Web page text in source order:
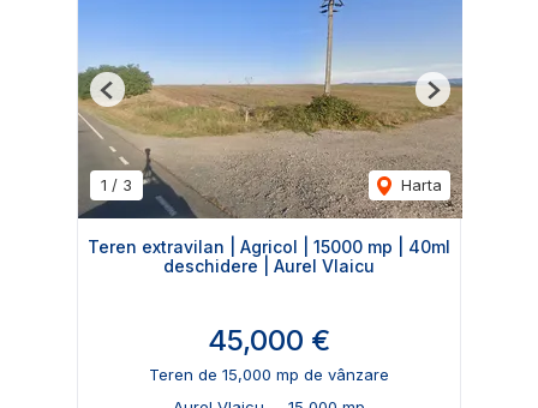
1 / 3 Harta
Previous Next
Teren extravilan | Agricol | 15000 mp | 40ml
deschidere | Aurel Vlaicu
45,000 €
Teren de 15,000 mp de vânzare